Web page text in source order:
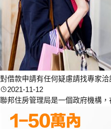
對借款申請有任何疑慮請找專家洽
2021-11-12
聯邦住房管理局是一個政府機構